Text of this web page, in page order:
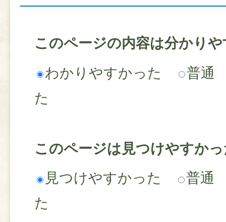
このページの内容は分かり
わかりやすかった
普通
た
このページは見つけやすか
見つけやすかった
普通
た